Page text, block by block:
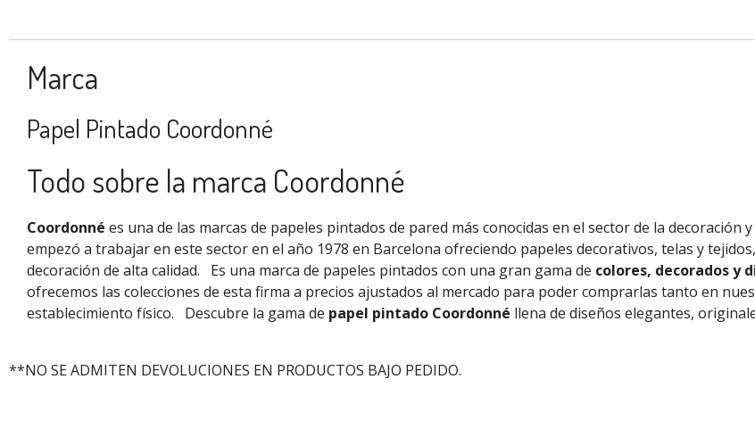
Marca
Papel Pintado Coordonné
Todo sobre la marca Coordonné
Coordonné es una de las marcas de papeles pintados de pared más conocidas en el sector de la decoración
empezó a trabajar en este sector en el año 1978 en Barcelona ofreciendo papeles decorativos, telas y
decoración de alta calidad.
Es una marca de papeles pintados con una gran gama de colores, decorados y
ofrecemos las colecciones de esta firma a precios ajustados al mercado para poder comprarlas tanto en
establecimiento físico.
Descubre la gama de papel pintado Coordonné llena de diseños elegantes,
**NO SE ADMITEN DEVOLUCIONES EN PRODUCTOS BAJO PEDIDO.